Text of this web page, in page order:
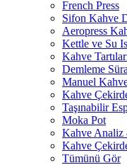
French Press
Sifon Kahve
Aeropress
Kettle ve Su
Kahve
Demleme
Manuel
Kahve
Taşınabilir
Moka Pot
Kahve Analiz
Kahve
Tümünü Gör